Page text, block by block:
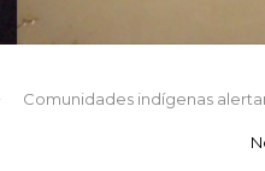
Comunidades indígenas